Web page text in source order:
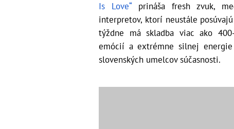
Is Love“ prináša fresh zvuk,
interpretov, ktorí neustále
týždne má skladba viac ako
emócií a extrémne silnej
slovenských umelcov súčasnosti.